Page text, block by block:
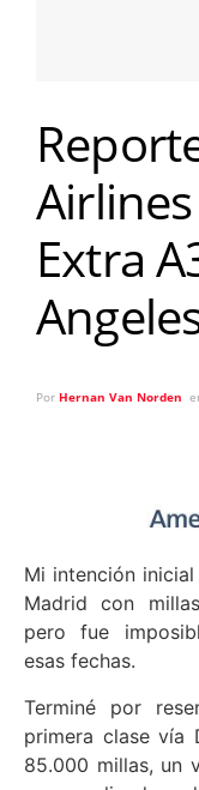
Extra
Por Hernan Van Norden
Mi intención
Madrid con
pero fue
esas fechas.
Terminé por
primera clase vía
85.000 millas, un